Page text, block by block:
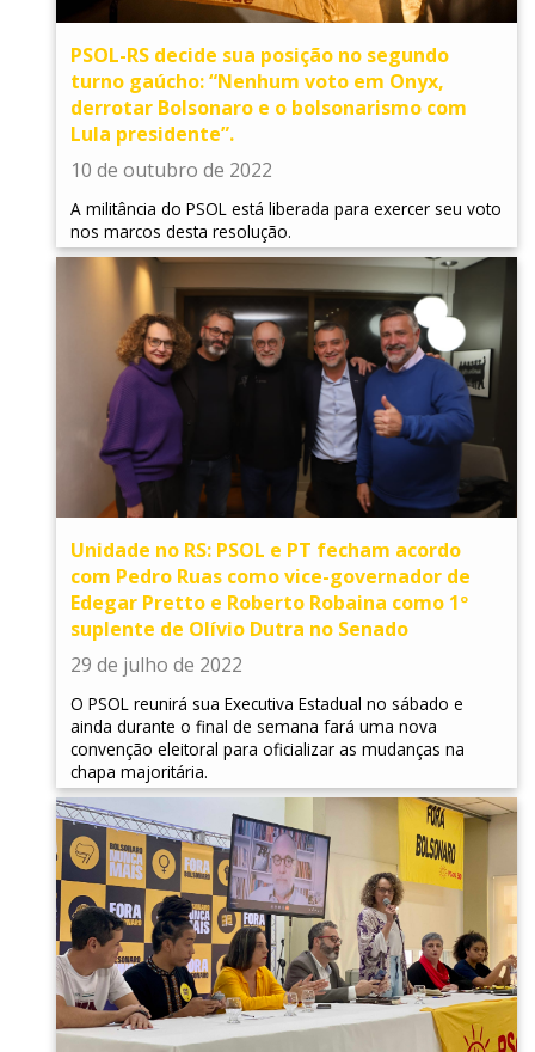
PSOL-RS decide sua posição no segundo
turno gaúcho: “Nenhum voto em Onyx,
derrotar Bolsonaro e o bolsonarismo com
Lula presidente”.
10 de outubro de 2022
A militância do PSOL está liberada para exercer seu voto
nos marcos desta resolução.
Unidade no RS: PSOL e PT fecham acordo
com Pedro Ruas como vice-governador de
Edegar Pretto e Roberto Robaina como 1º
suplente de Olívio Dutra no Senado
29 de julho de 2022
O PSOL reunirá sua Executiva Estadual no sábado e
ainda durante o final de semana fará uma nova
convenção eleitoral para oficializar as mudanças na
chapa majoritária.